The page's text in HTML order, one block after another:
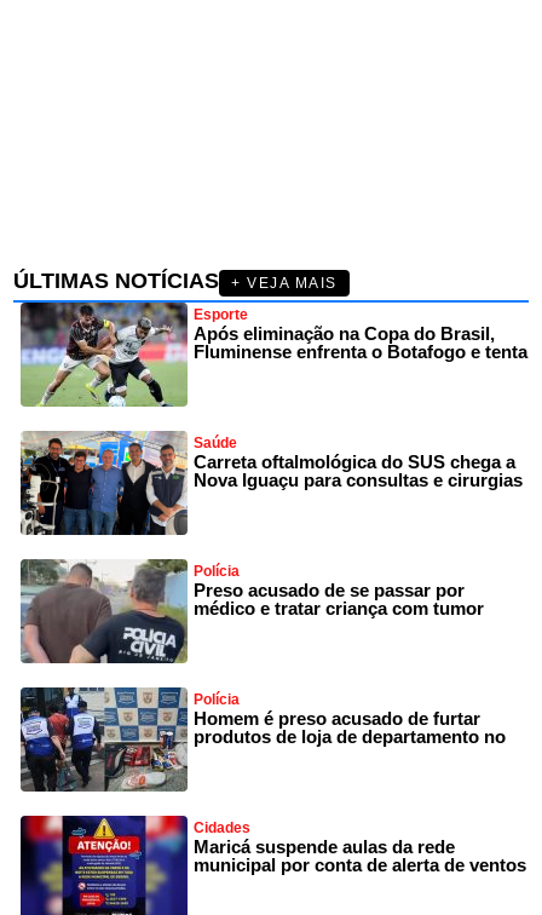
ÚLTIMAS NOTÍCIAS
+ VEJA MAIS
Esporte
Após eliminação na Copa do Brasil,
Fluminense enfrenta o Botafogo e tenta
Saúde
Carreta oftalmológica do SUS chega a
Nova Iguaçu para consultas e cirurgias
Polícia
Preso acusado de se passar por
médico e tratar criança com tumor
Polícia
Homem é preso acusado de furtar
produtos de loja de departamento no
Cidades
Maricá suspende aulas da rede
municipal por conta de alerta de ventos